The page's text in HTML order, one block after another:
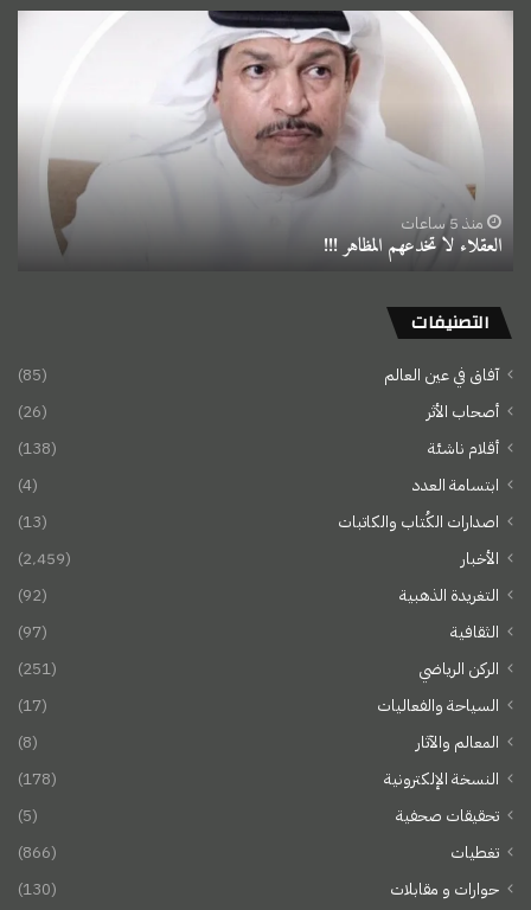
المظاهر
منذ 5 ساعات
العقلاء لا تخدعهم المظاهر !!!
التصنيفات
آفاق في عين العالم
(85)
أصحاب الأثر
(26)
أقلام ناشئة
(138)
ابتسامة العدد
(4)
اصدارات الكُتاب والكاتبات
(13)
الأخبار
(2٬459)
التغريدة الذهبية
(92)
الثقافية
(97)
الركن الرياضي
(251)
السياحة والفعاليات
(17)
المعالم والآثار
(8)
النسخة الإلكترونية
(178)
تحقيقات صحفية
(5)
تغطيات
(866)
حوارات و مقابلات
(130)